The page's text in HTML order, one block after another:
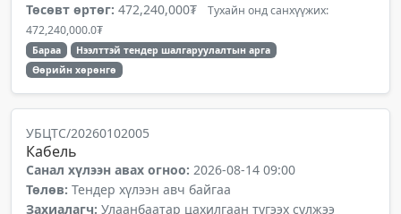
Төсөвт өртөг: 472,240,000₮ Тухайн онд санхүүжих:
472,240,000.0₮
Бараа
Нээлттэй тендер шалгаруулалтын арга
Өөрийн хөрөнгө
УБЦТС/20260102005
Кабель
Санал хүлээн авах огноо: 2026-08-14 09:00
Төлөв: Тендер хүлээн авч байгаа
Захиалагч: Улаанбаатар цахилгаан түгээх сүлжээ